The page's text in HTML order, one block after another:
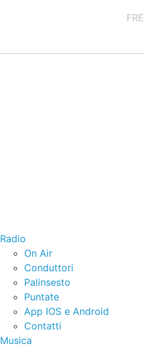
Radio
On Air
Conduttori
Palinsesto
Puntate
App IOS e Android
Contatti
Musica